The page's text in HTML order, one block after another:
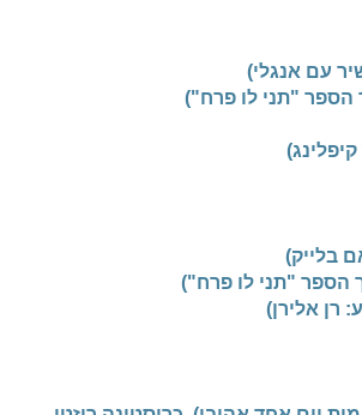
עם אנגלי)
הספר "תני לו פרח")
בלייק)
הספר "תני לו פרח")
רן אלירן)